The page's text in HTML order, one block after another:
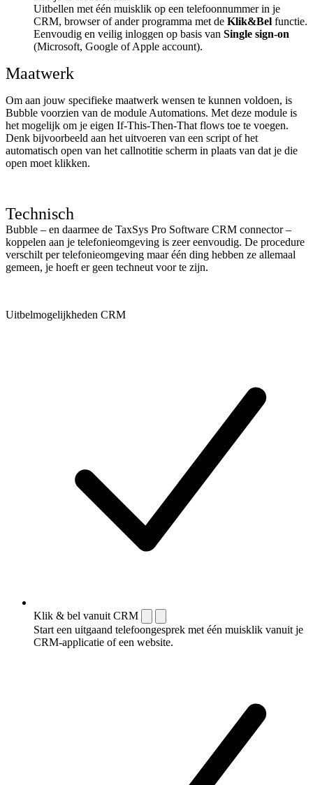
Uitbellen met één muisklik op een telefoonnummer in je
CRM, browser of ander programma met de Klik&Bel functie.
Eenvoudig en veilig inloggen op basis van Single sign-on
(Microsoft, Google of Apple account).
Maatwerk
Om aan jouw specifieke maatwerk wensen te kunnen voldoen, is
Bubble voorzien van de module Automations. Met deze module is
het mogelijk om je eigen If-This-Then-That flows toe te voegen.
Denk bijvoorbeeld aan het uitvoeren van een script of het
automatisch open van het callnotitie scherm in plaats van dat je die
open moet klikken.
Technisch
Bubble – en daarmee de TaxSys Pro Software CRM connector –
koppelen aan je telefonieomgeving is zeer eenvoudig. De procedure
verschilt per telefonieomgeving maar één ding hebben ze allemaal
gemeen, je hoeft er geen techneut voor te zijn.
Uitbelmogelijkheden CRM
Klik & bel vanuit CRM
Start een uitgaand telefoongesprek met één muisklik vanuit je
CRM-applicatie of een website.